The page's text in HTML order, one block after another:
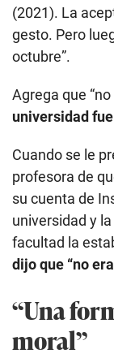
(2021). La
gesto. Pero
octubre”.
Agrega que
universidad
Cuando se le
profesora de
su cuenta de
universidad y
facultad la
dijo que “no
“Una
moral”